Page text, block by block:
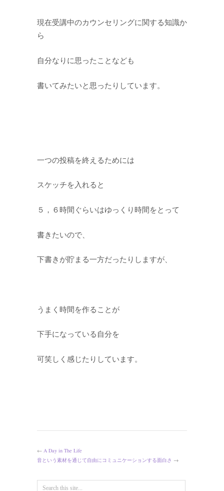
現在受講中のカウンセリングに関する知識か
ら
自分なりに思ったことなども
書いてみたいと思ったりしています。
一つの投稿を終えるためには
スケッチを入れると
５，６時間ぐらいはゆっくり時間をとって
書きたいので、
下書きが貯まる一方だったりしますが、
うまく時間を作ることが
下手になっている自分を
可笑しく感じたりしています。
← A Day in The Life
音という素材を通じて自由にコミュニケーションする面白さ →